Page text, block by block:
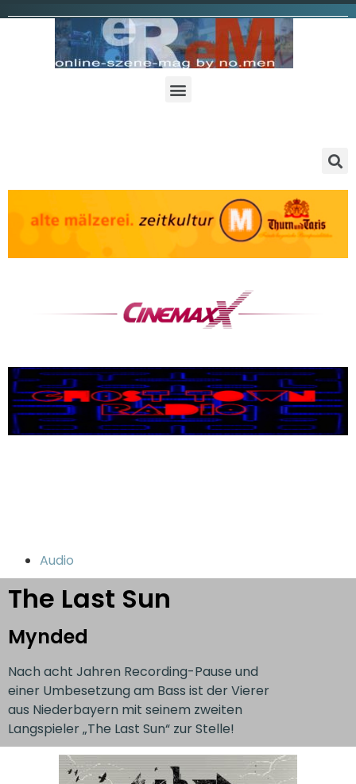
Audio
The Last Sun
Mynded
Nach acht Jahren Recording-Pause und
einer Umbesetzung am Bass ist der Vierer
aus Niederbayern mit seinem zweiten
Langspieler „The Last Sun“ zur Stelle!